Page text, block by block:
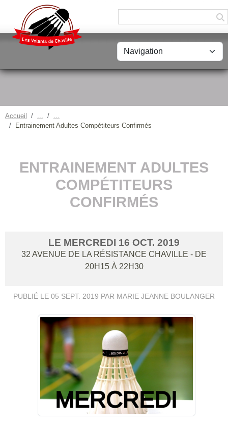
Accueil
Entrainement Adultes Compétiteurs Confirmés
ENTRAINEMENT ADULTES
COMPÉTITEURS
CONFIRMÉS
LE MERCREDI 16 OCT. 2019
32 AVENUE DE LA RÉSISTANCE CHAVILLE - DE
20H15 À 22H30
PUBLIÉ LE 05 SEPT. 2019 PAR MARIE JEANNE BOULANGER
Panneau de gestion des cookies